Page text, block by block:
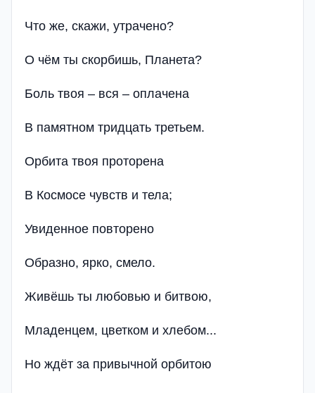
Что же, скажи, утрачено?
О чём ты скорбишь, Планета?
Боль твоя – вся – оплачена
В памятном тридцать третьем.
Орбита твоя проторена
В Космосе чувств и тела;
Увиденное повторено
Образно, ярко, смело.
Живёшь ты любовью и битвою,
Младенцем, цветком и хлебом...
Но ждёт за привычной орбитою